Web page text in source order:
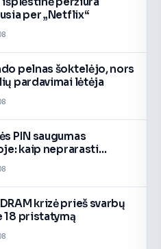
per „Netflix“
pelnas šoktelėjo, nors
pardavimai lėtėja
PIN saugumas
kaip neprarasti
krizė prieš svarbų
18 pristatymą